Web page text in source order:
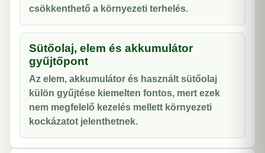
csökkenthető a környezeti terhelés.
Sütőolaj, elem és akkumulátor
gyűjtőpont
Az elem, akkumulátor és használt sütőolaj
külön gyűjtése kiemelten fontos, mert ezek
nem megfelelő kezelés mellett környezeti
kockázatot jelenthetnek.